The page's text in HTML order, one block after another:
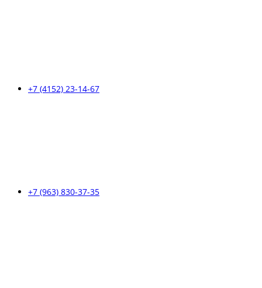
+7 (4152) 23-14-67
+7 (963) 830-37-35